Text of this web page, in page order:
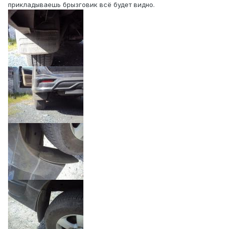
прикладываешь брызговик всё будет видно.